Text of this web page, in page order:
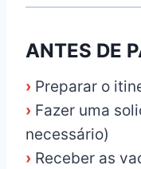
ANTES DE
› Preparar o
› Fazer uma
necessário)
› Receber as